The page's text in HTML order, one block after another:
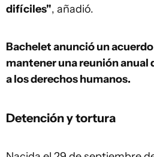
difíciles", añadió.
Bachelet anunció un
mantener una reunión anual
a los derechos humanos.
Detención y tortura